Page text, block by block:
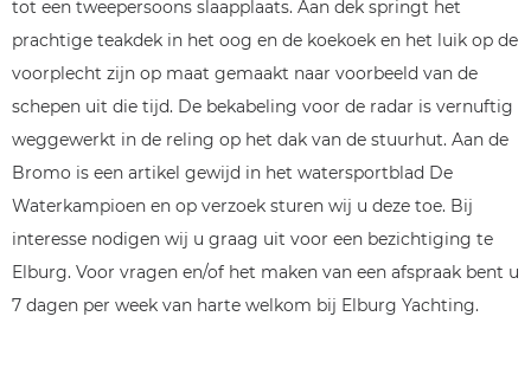
tot een tweepersoons slaapplaats. Aan dek springt het
prachtige teakdek in het oog en de koekoek en het luik op de
voorplecht zijn op maat gemaakt naar voorbeeld van de
schepen uit die tijd. De bekabeling voor de radar is vernuftig
weggewerkt in de reling op het dak van de stuurhut. Aan de
Bromo is een artikel gewijd in het watersportblad De
Waterkampioen en op verzoek sturen wij u deze toe. Bij
interesse nodigen wij u graag uit voor een bezichtiging te
Elburg. Voor vragen en/of het maken van een afspraak bent u
7 dagen per week van harte welkom bij Elburg Yachting.